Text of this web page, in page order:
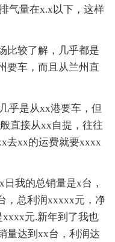
气量在x.x以下，这样
较了解，几乎都是
要车，而且从兰州直
是从xx港要车，但
直接从xx自提，往往
去xx的运费就要xxxx
我的总销量是x台，
，总利润xxxxx元，净
元.新年到了我也
量达到xx台，利润达